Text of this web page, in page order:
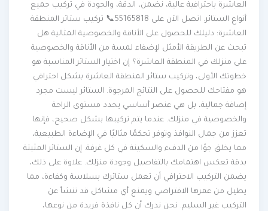
العاشرة باحترافية عالية، نضمن، الدقة، والجودة في تركيب جميع
أنواع الستائر. اتصل الآن على 55165818📞 تركيب ستائر المنطقة
العاشرة: دليلك للحصول على الأناقة والخصوصية المثالية هل
تبحث عن الطريقة الأمثل لإضفاء لمسة من الأناقة والخصوصية
على منزلك في المنطقة العاشرة؟ إن اختيار الستائر المناسبة هو
خطوتك الأولى، وتركيب ستائر المنطقة العاشرة بشكل احترافي
هو مفتاحك للحصول على النتائج المرجوة. الستائر ليست مجرد
إضافة جمالية، بل هي عنصر أساسي يحدد مستوى الراحة
والخصوصية في منزلك. عندما يتم تركيبها بشكل صحيح، فإنها
تعزز من جمال النوافذ وتوفر تحكمًا مثاليًا في الإضاءة الطبيعية،
مما يخلق جوًا من الدفء والسكينة في كل غرفة. إن الستائر المثبتة
بدقة تعكس اهتمامك بالتفاصيل وجودة منزلك. علاوة على ذلك،
يضمن التركيب الاحترافي أن تعمل ستائرك بسلاسة وكفاءة، مما
يطيل من عمرها الافتراضي ويمنع أي مشاكل قد تنشأ عن
التركيب غير السليم. نحن ندرك أن كل نافذة فريدة من نوعها،